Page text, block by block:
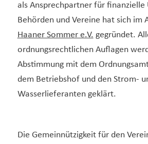
als Ansprechpartner für finanzielle
Behörden und Vereine hat sich im
Haaner Sommer e.V. gegründet.
ordnungsrechtlichen Auflagen
Abstimmung mit dem
dem Betriebshof und den Strom-
Wasserlieferanten geklärt.
Die Gemeinnützigkeit für den